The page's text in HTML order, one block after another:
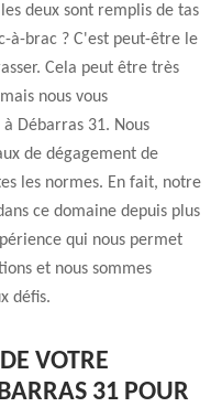
deux sont remplis de tas
à-brac ? C'est peut-être le
Cela peut être très
nous vous
Débarras 31. Nous
de dégagement de
les normes. En fait, notre
ce domaine depuis plus
qui nous permet
et nous sommes
défis.
VOTRE
31 POUR